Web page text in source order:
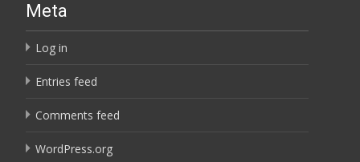
Meta
Log in
Entries feed
Comments feed
WordPress.org